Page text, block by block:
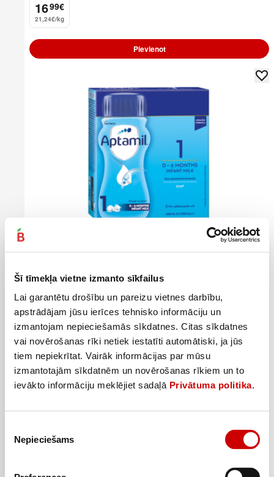
Šī tīmekļa vietne izmanto sīkfailus
Lai garantētu drošību un pareizu vietnes darbību,
apstrādājam jūsu ierīces tehnisko informāciju un
izmantojam nepieciešamās sīkdatnes. Citas sīkdatnes
vai novērošanas rīki netiek iestatīti automātiski, ja jūs
tiem nepiekrītat. Vairāk informācijas par mūsu
izmantotajām sīkdatnēm un novērošanas rīkiem un to
ievākto informāciju meklējiet sadaļā Privātuma politika.
izvēle
Nepieciešams
16
. 99€
21,24€/kg
Pievienot
4
. 50€
11,25€/l
Pievienot